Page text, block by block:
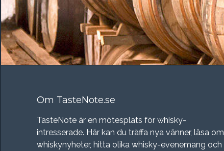
Om TasteNote.se
TasteNote är en mötesplats för whisky-
intresserade. Här kan du träffa nya vänner, läsa om
whiskynyheter, hitta olika whisky-evenemang och